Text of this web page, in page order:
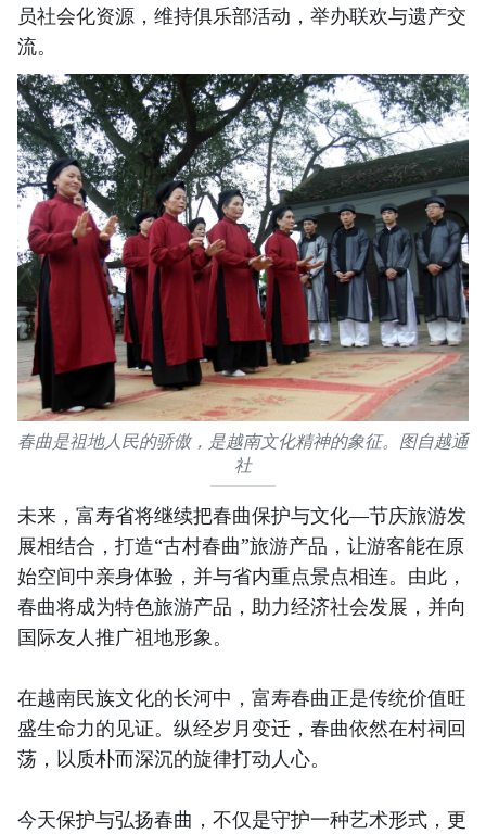
员社会化资源，维持俱乐部活动，举办联欢与遗产交
流。
春曲是祖地人民的骄傲，是越南文化精神的象征。图自越通
社
未来，富寿省将继续把春曲保护与文化—节庆旅游发
展相结合，打造“古村春曲”旅游产品，让游客能在原
始空间中亲身体验，并与省内重点景点相连。由此，
春曲将成为特色旅游产品，助力经济社会发展，并向
国际友人推广祖地形象。
在越南民族文化的长河中，富寿春曲正是传统价值旺
盛生命力的见证。纵经岁月变迁，春曲依然在村祠回
荡，以质朴而深沉的旋律打动人心。
今天保护与弘扬春曲，不仅是守护一种艺术形式，更